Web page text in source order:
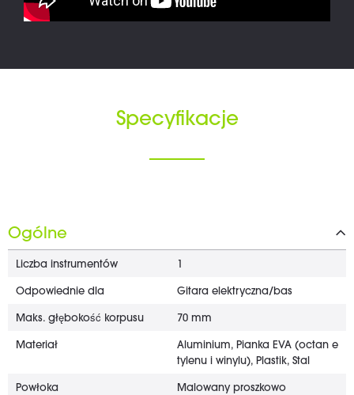
Specyfikacje
Ogólne
Liczba instrumentów
Odpowiednie dla Gitara elektryczna/bas
Maks. głębokość korpusu 70 mm
Materiał
Aluminium, Pianka EVA (octan e
tylenu i winylu), Plastik, Stal
Powłoka Malowany proszkowo